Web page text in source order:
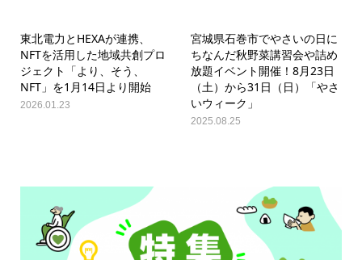
東北電力とHEXAが連携、
NFTを活用した地域共創プロ
ジェクト「より、そう、
NFT」を1月14日より開始
2026.01.23
宮城県石巻市でやさいの日に
ちなんだ秋野菜講習会や詰め
放題イベント開催！8月23日
（土）から31日（日）「やさ
いウィーク」
2025.08.25